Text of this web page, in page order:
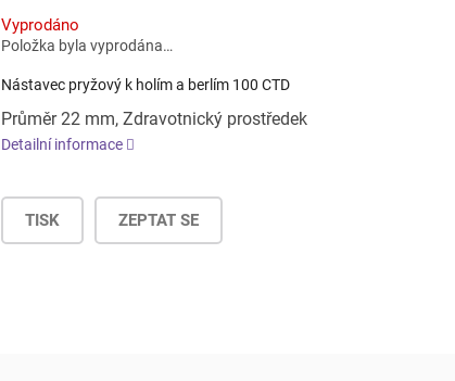
Vyprodáno
Položka byla vyprodána…
Nástavec pryžový k holím a berlím 100 CTD
Průměr 22 mm, Zdravotnický prostředek
Detailní informace
TISK ZEPTAT SE